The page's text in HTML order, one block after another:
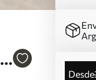
desde